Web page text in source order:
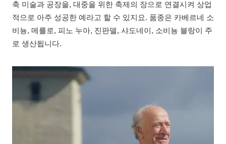
축 미술과 공장을, 대중을 위한 축제의 장으로 연결시켜 상업
적으로 아주 성공한 예라고 할 수 있지요. 품종은 카베르네 소
비뇽, 메를로, 피노 누아, 진판델, 샤도네이, 소비뇽 블랑이 주
로 생산됩니다.